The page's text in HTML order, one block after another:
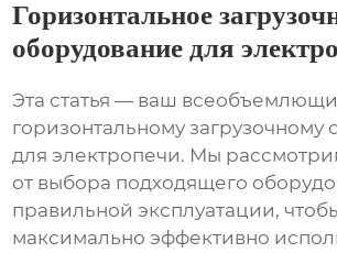
Горизонтальное
оборудование для
Эта статья — ваш
горизонтальному
для электропечи. Мы
от выбора подходящего
правильной эксплуатации,
максимально эффективно